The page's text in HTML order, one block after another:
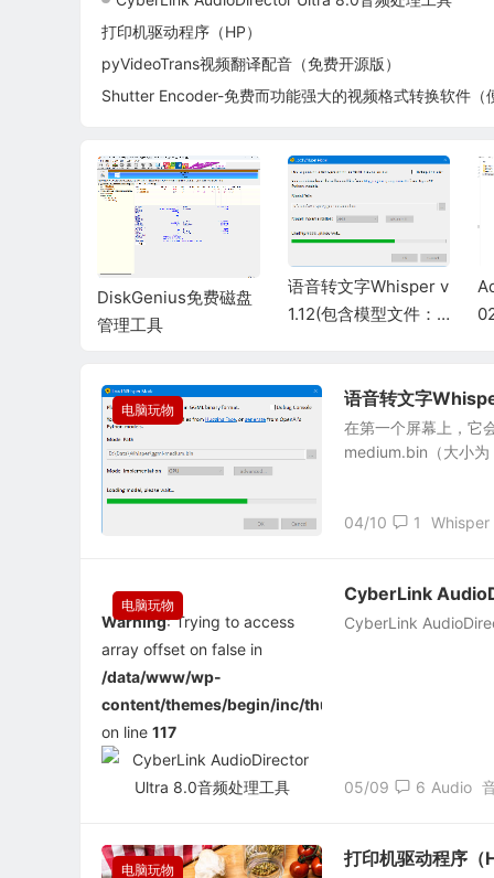
打印机驱动程序（HP）
pyVideoTrans视频翻译配音（免费开源版）
DiskGenius免费磁盘
管理工具
语音转文字Whisper v
1.12(包含模型文件：g
电脑玩物
语音转文字
在第一个屏幕上，它
medium.bin（大小为
04/10 1 Whisper
Warning: Trying to access
array offset on false in
/data/www/wp-
content/themes/begin/inc/thumbnail.php
on line 117
电脑玩物
CyberLink
CyberLink
05/09 6 Audio
电脑玩物
打印机驱动程序（